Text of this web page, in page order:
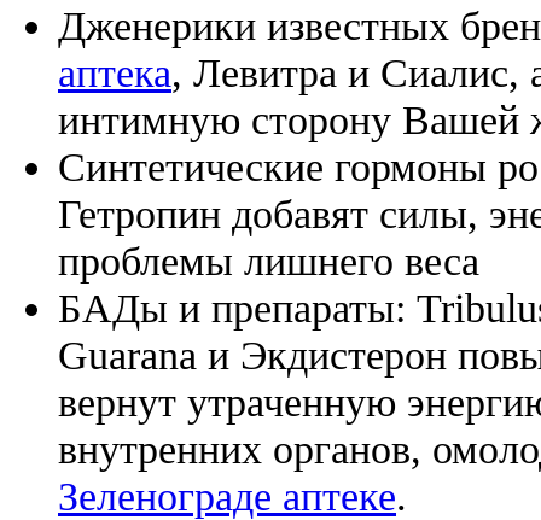
Дженерики известных
аптека, Левитра и Сиалис,
интимную сторону Вашей
Синтетические гормоны
Гетропин добавят силы,
проблемы лишнего веса
БАДы и препараты:
Guarana и Экдистерон
вернут утраченную
внутренних органов,
Зеленограде аптеке.